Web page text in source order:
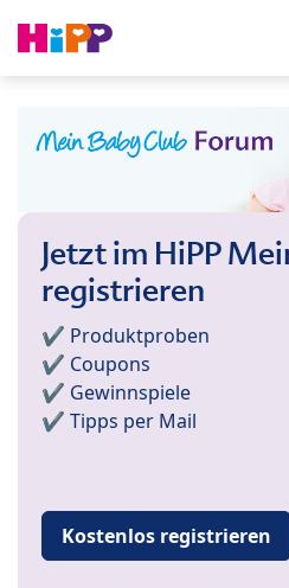
Jetzt im HiPP
registrieren
✔️ Produktproben
✔️ Coupons
✔️ Gewinnspiele
✔️ Tipps per Mail
Kostenlos registrieren